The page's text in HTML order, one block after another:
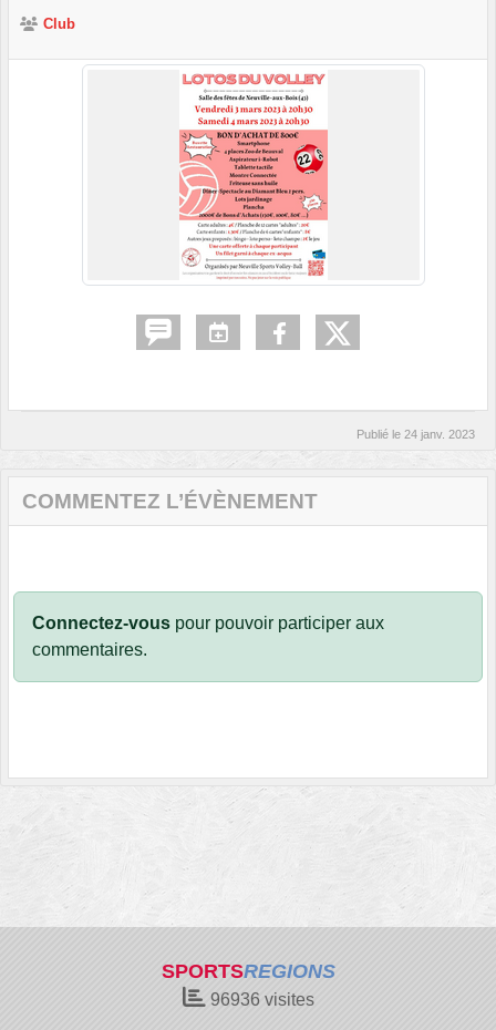
Club
Publié le 24 janv. 2023
COMMENTEZ L’ÉVÈNEMENT
Connectez-vous pour pouvoir participer aux
commentaires.
SPORTSREGIONS
96936visites